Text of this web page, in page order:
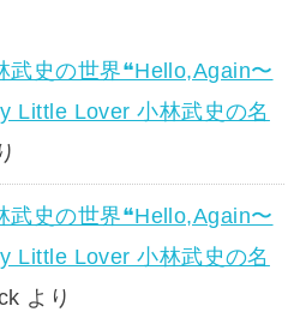
武史の世界❝Hello,Again〜
Little Lover 小林武史の名
武史の世界❝Hello,Again〜
Little Lover 小林武史の名
より